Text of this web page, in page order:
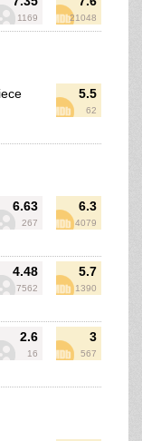
1169 21048
5.5
62
6.63
267
6.3
4079
4.48
7562
5.7
1390
2.6
16
3
567